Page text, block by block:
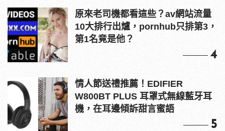
原來老司機都看這些？av網站流量
10大排行出爐，pornhub只排第3，
第1名竟是他？
4
情人節送禮推薦！EDIFIER
W800BT PLUS 耳罩式無線藍牙耳
機，在耳邊傾訴甜言蜜語
5